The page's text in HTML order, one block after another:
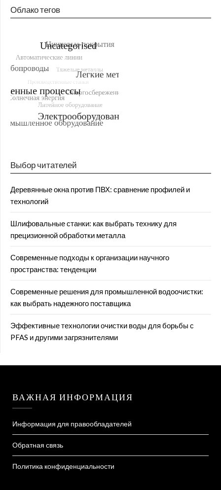
Облако тегов
Выбор читателей
Деревянные окна против ПВХ: сравнение профилей и
технологий
Шлифовальные станки: как выбрать технику для
прецизионной обработки металла
Современные подходы к организации научного
пространства: тенденции
Современные решения для промышленной водоочистки:
как выбрать надежного поставщика
Эффективные технологии очистки воды для борьбы с
PFAS и другими загрязнителями
ВАЖНАЯ ИНФОРМАЦИЯ
Информация для правообладателей
Обратная связь
Политика конфиденциальности